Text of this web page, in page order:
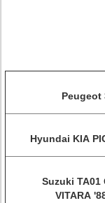
Peugeot
Hyundai KIA
Suzuki TA01
VITARA